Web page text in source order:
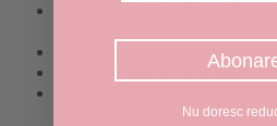
elastic în
delicate și durabile
spălare la 40°C,
călcare la temperaturi potrivite
Nu doresc